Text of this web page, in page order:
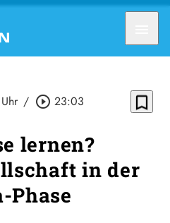
/ play_circle_outline 23:03 bookmark_border
lernen?
in der
Phase